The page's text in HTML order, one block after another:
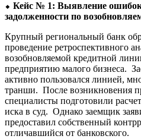
⬥ Кейс № 1: Выявление ошибок
задолженности по
Крупный региональный банк
проведение ретроспективного
возобновляемой кредитной
предприятию малого бизнеса.
активно пользовался линией,
транши. После возникновения
специалисты подготовили
иска в суд. Однако заемщик
предоставил собственный
отличавшийся от банковского.